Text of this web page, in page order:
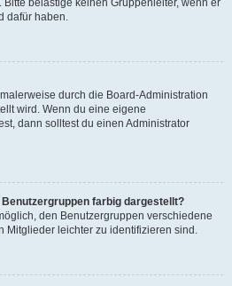
belästige keinen Gruppenleiter, wenn er
dafür haben.
durch die Board-Administration
wird. Wenn du eine eigene
dann solltest du einen Administrator
farbig dargestellt?
den Benutzergruppen verschiedene
Mitglieder leichter zu identifizieren sind.